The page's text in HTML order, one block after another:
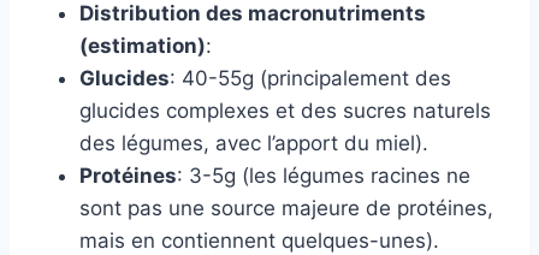
Distribution des macronutriments
(estimation):
Glucides: 40-55g (principalement des
glucides complexes et des sucres naturels
des légumes, avec l’apport du miel).
Protéines: 3-5g (les légumes racines ne
sont pas une source majeure de protéines,
mais en contiennent quelques-unes).